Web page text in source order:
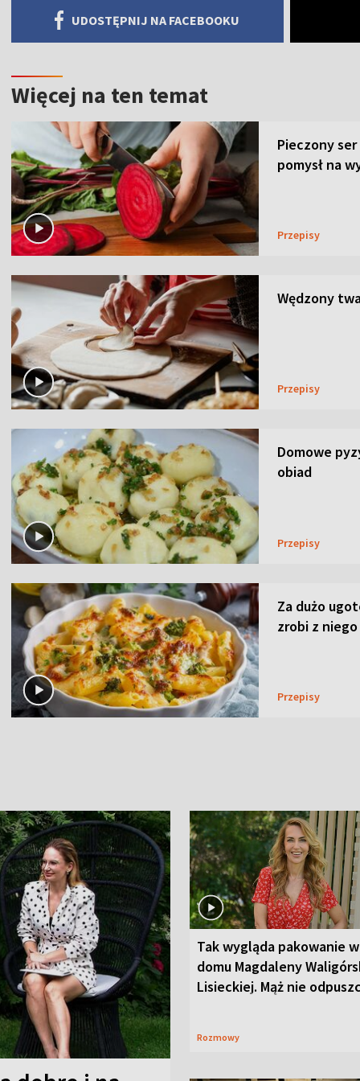
UDOSTĘPNIJ NA FACEBOOKU
Więcej na ten temat
Pieczony
pomysł na
Przepisy
Wędzony
Przepisy
Domowe
obiad
Przepisy
Za dużo
zrobi z
Przepisy
Tak wygląda pakowanie w
domu Magdaleny
Lisieckiej. Mąż nie
Rozmowy